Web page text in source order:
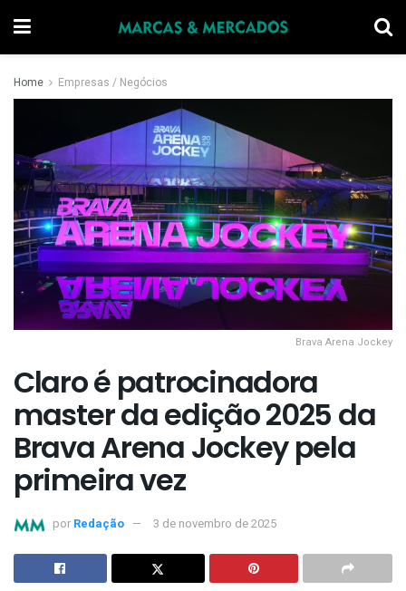
Home Empresas / Negócios
Brava Arena Jockey
Claro é patrocinadora
master da edição 2025 da
Brava Arena Jockey pela
primeira vez
por Redação 3 de novembro de 2025